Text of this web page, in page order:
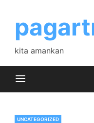
content
kita amankan
UNCATEGORIZED